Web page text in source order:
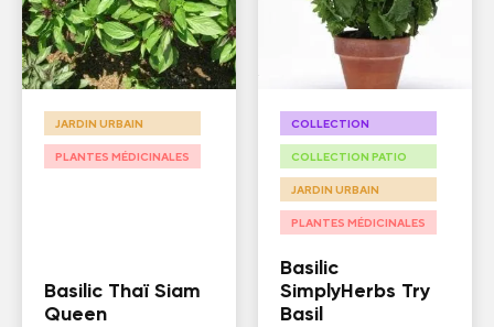
JARDIN URBAIN
PLANTES MÉDICINALES
Basilic Thaï Siam
Queen
COLLECTION
COLLECTION PATIO
JARDIN URBAIN
PLANTES MÉDICINALES
Basilic
SimplyHerbs Try
Basil